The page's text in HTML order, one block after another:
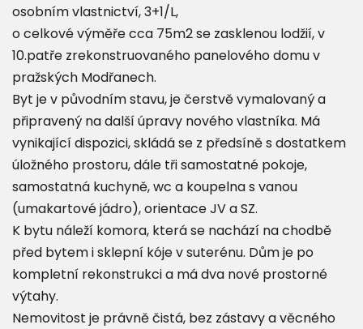
osobním vlastnictví, 3+1/L,
o celkové výměře cca 75m2 se zasklenou lodžií, v
10.patře zrekonstruovaného panelového domu v
pražských Modřanech.
Byt je v původním stavu, je čerstvě vymalovaný a
připravený na další úpravy nového vlastníka. Má
vynikající dispozici, skládá se z předsíně s dostatkem
úložného prostoru, dále tři samostatné pokoje,
samostatná kuchyně, wc a koupelna s vanou
(umakartové jádro), orientace JV a SZ.
K bytu náleží komora, která se nachází na chodbě
před bytem i sklepní kóje v suterénu. Dům je po
kompletní rekonstrukci a má dva nové prostorné
výtahy.
Nemovitost je právně čistá, bez zástavy a věcného